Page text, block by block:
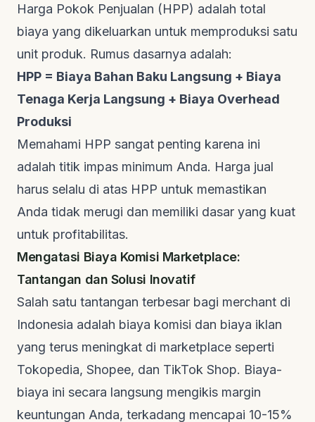
Harga Pokok Penjualan (HPP) adalah total
biaya yang dikeluarkan untuk memproduksi satu
unit produk. Rumus dasarnya adalah:
HPP = Biaya Bahan Baku Langsung + Biaya
Tenaga Kerja Langsung + Biaya Overhead
Produksi
Memahami HPP sangat penting karena ini
adalah titik impas minimum Anda. Harga jual
harus selalu di atas HPP untuk memastikan
Anda tidak merugi dan memiliki dasar yang kuat
untuk profitabilitas.
Mengatasi Biaya Komisi Marketplace:
Tantangan dan Solusi Inovatif
Salah satu tantangan terbesar bagi merchant di
Indonesia adalah biaya komisi dan biaya iklan
yang terus meningkat di marketplace seperti
Tokopedia, Shopee, dan TikTok Shop. Biaya-
biaya ini secara langsung mengikis margin
keuntungan Anda, terkadang mencapai 10-15%